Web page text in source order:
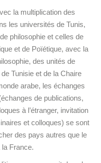
la multiplication des
les universités de Tunis,
philosophie et celles de
et de Poïétique, avec la
des unités de
Tunisie et de la Chaire
arabe, les échanges
de publications,
à l’étranger, invitation
et colloques) se sont
des pays autres que le
France.